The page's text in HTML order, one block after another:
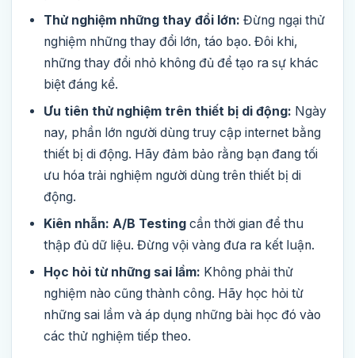
Thử nghiệm những thay đổi lớn: Đừng ngại thử
nghiệm những thay đổi lớn, táo bạo. Đôi khi,
những thay đổi nhỏ không đủ để tạo ra sự khác
biệt đáng kể.
Ưu tiên thử nghiệm trên thiết bị di động: Ngày
nay, phần lớn người dùng truy cập internet bằng
thiết bị di động. Hãy đảm bảo rằng bạn đang tối
ưu hóa trải nghiệm người dùng trên thiết bị di
động.
Kiên nhẫn: A/B Testing cần thời gian để thu
thập đủ dữ liệu. Đừng vội vàng đưa ra kết luận.
Học hỏi từ những sai lầm: Không phải thử
nghiệm nào cũng thành công. Hãy học hỏi từ
những sai lầm và áp dụng những bài học đó vào
các thử nghiệm tiếp theo.